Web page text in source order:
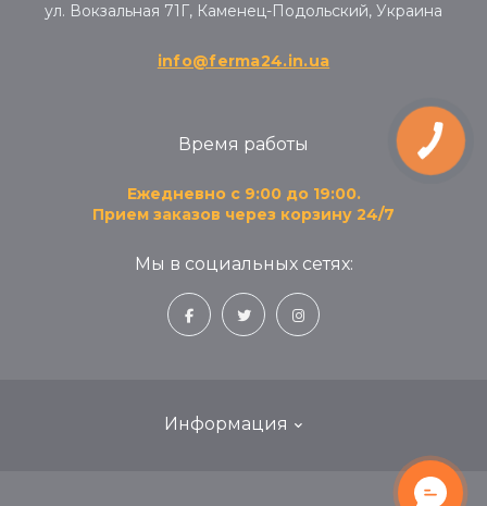
ул. Вокзальная 71Г, Каменец-Подольский, Украина
info@ferma24.in.ua
Информация
Время работы
Ежедневно с 9:00 до 19:00.
Прием заказов через корзину 24/7
Мы в социальных сетях: